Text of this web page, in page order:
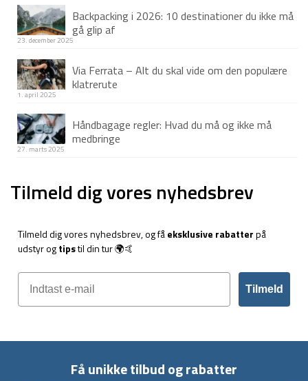
Backpacking i 2026: 10 destinationer du ikke må
gå glip af
23. december 2025
Via Ferrata – Alt du skal vide om den populære
klatrerute
1. april 2025
Håndbagage regler: Hvad du må og ikke må
medbringe
27. marts 2025
Tilmeld dig vores nyhedsbrev
Tilmeld dig vores nyhedsbrev, og fåeksklusive rabatterpå
udstyr ogtipstil din tur 🌍🤙
Tilmeld
Få unikke tilbud og rabatter